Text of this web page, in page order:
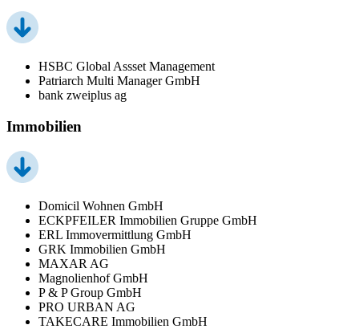
HSBC Global Assset Management
Patriarch Multi Manager GmbH
bank zweiplus ag
Immobilien
Domicil Wohnen GmbH
ECKPFEILER Immobilien Gruppe GmbH
ERL Immovermittlung GmbH
GRK Immobilien GmbH
MAXAR AG
Magnolienhof GmbH
P & P Group GmbH
PRO URBAN AG
TAKECARE Immobilien GmbH